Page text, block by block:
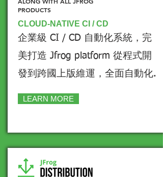
PRODUCTS
CLOUD-NATIVE CI / CD
​企業級 CI / CD 自動化系統，完
美打造 Jfrog platform 從程式開
發到跨國上版維運，全面自動化.
LEARN MORE